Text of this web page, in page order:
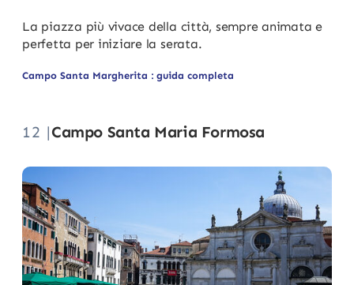
La piazza più vivace della città, sempre animata e
perfetta per iniziare la serata.
Campo Santa Margherita : guida completa
12 |Campo Santa Maria Formosa